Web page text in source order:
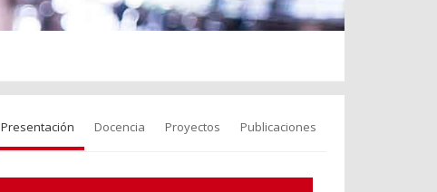
Presentación Docencia Proyectos Publicaciones